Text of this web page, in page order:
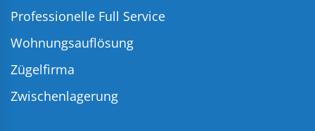
Professionelle Full Service
Wohnungsauflösung
Zügelfirma
Zwischenlagerung